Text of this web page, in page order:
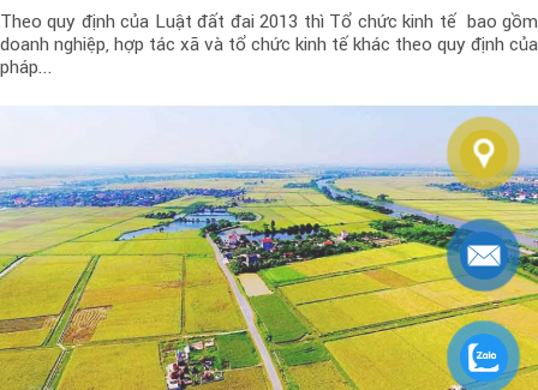
Theo quy định của Luật đất đai 2013 thì Tổ chức kinh tế bao gồm
doanh nghiệp, hợp tác xã và tổ chức kinh tế khác theo quy định của
pháp...